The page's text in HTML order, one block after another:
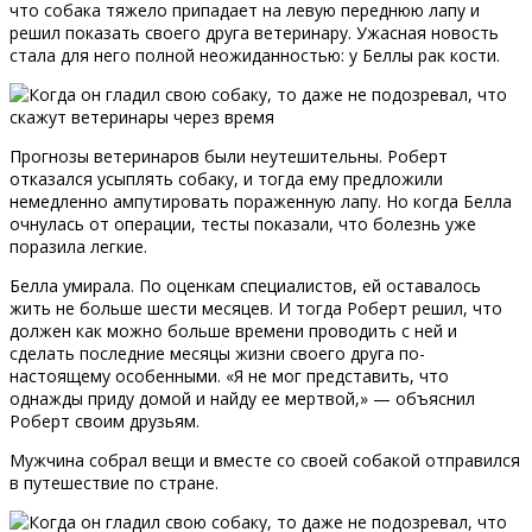
что собака тяжело припадает на левую переднюю лапу и
решил показать своего друга ветеринару. Ужасная новость
стала для него полной неожиданностью: у Беллы рак кости.
Прогнозы ветеринаров были неутешительны. Роберт
отказался усыплять собаку, и тогда ему предложили
немедленно ампутировать пораженную лапу. Но когда Белла
очнулась от операции, тесты показали, что болезнь уже
поразила легкие.
Белла умирала. По оценкам специалистов, ей оставалось
жить не больше шести месяцев. И тогда Роберт решил, что
должен как можно больше времени проводить с ней и
сделать последние месяцы жизни своего друга по-
настоящему особенными. «Я не мог представить, что
однажды приду домой и найду ее мертвой,» — объяснил
Роберт своим друзьям.
Мужчина собрал вещи и вместе со своей собакой отправился
в путешествие по стране.